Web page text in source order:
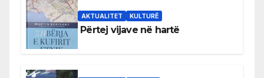
AKTUALITET KULTURË
Përtej vijave në hartë